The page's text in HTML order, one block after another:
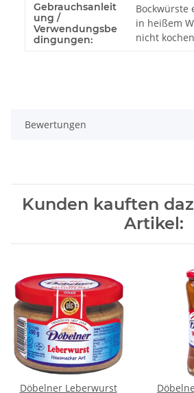
Gebrauchsanleit
ung /
Verwendungsbe
dingungen:
Bockwürste
in heißem
nicht
Bewertungen
Kunden kauften
Artikel:
Döbelner Leberwurst